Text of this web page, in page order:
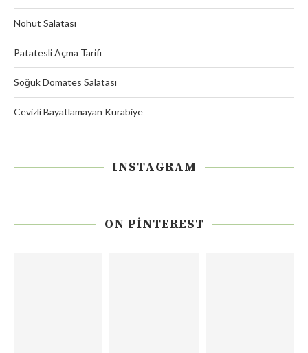
Nohut Salatası
Patatesli Açma Tarifi
Soğuk Domates Salatası
Cevizli Bayatlamayan Kurabiye
INSTAGRAM
ON PINTEREST